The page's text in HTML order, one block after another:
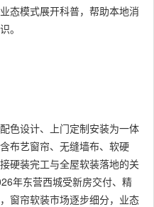
态模式展开科普，帮助本地消
。
色设计、上门定制安装为一体
布艺窗帘、无缝墙布、软硬
硬装完工与全屋软装落地的关
年东营西城受新房交付、精
窗帘软装市场逐步细分，业态